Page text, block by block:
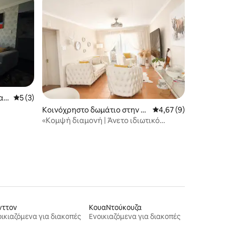
σ Μέση βαθμολογία: 5 στα 5, 3 κριτικές
5 (3)
Κοινόχρηστο δωμάτιο στην π
όλη eMalahleni
Μέση βαθμολογία:
4,67 (9)
«Κομψή διαμονή | Άνετο ιδιωτικό
για διακοπές
ΚουαΝτούκουζα
Ενοικιαζόμενα για διακοπές